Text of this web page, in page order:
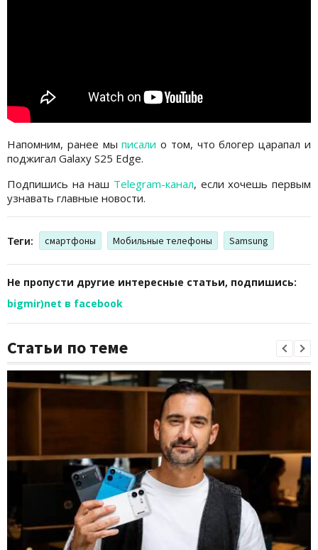
Напомним, ранее мыписали о том, что блогер царапал и
поджигал Galaxy S25 Edge.
Подпишись на наш Telegram-канал, если хочешь первым
узнавать главные новости.
Теги: смартфоны Мобильные телефоны Samsung
Не пропусти другие интересные статьи, подпишись:
bigmir)net в facebook
Статьи по теме